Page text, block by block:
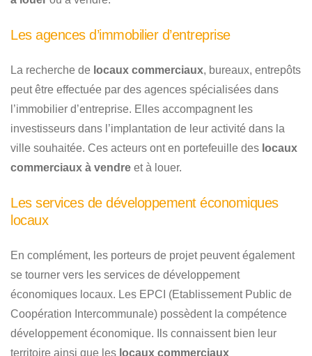
Les agences d’immobilier d’entreprise
La recherche de locaux commerciaux, bureaux, entrepôts
peut être effectuée par des agences spécialisées dans
l’immobilier d’entreprise. Elles accompagnent les
investisseurs dans l’implantation de leur activité dans la
ville souhaitée. Ces acteurs ont en portefeuille des locaux
commerciaux à vendre et à louer.
Les services de développement économiques
locaux
En complément, les porteurs de projet peuvent également
se tourner vers les services de développement
économiques locaux. Les EPCI (Etablissement Public de
Coopération Intercommunale) possèdent la compétence
développement économique. Ils connaissent bien leur
territoire ainsi que les locaux commerciaux